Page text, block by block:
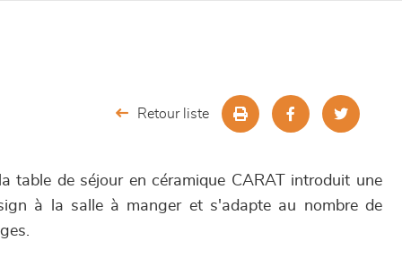
Retour liste
table de séjour en céramique CARAT introduit une
à la salle à manger et s'adapte au nombre de